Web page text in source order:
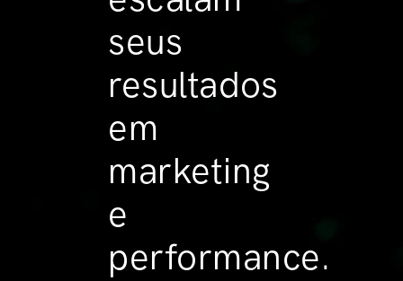
seus
resultados
em
marketing
e
performance.